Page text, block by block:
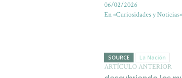
06/02/2026
En «Curiosidades y Noticias»
SOURCE La Nación
ARTÍCULO ANTERIOR